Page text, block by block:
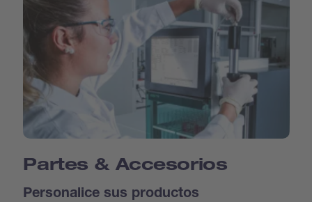
Partes & Accesorios
Personalice sus productos